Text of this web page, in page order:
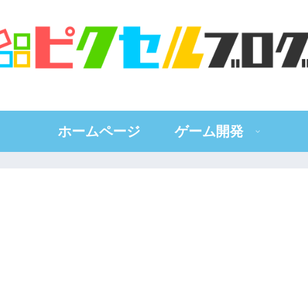
ホームページ ゲーム開発